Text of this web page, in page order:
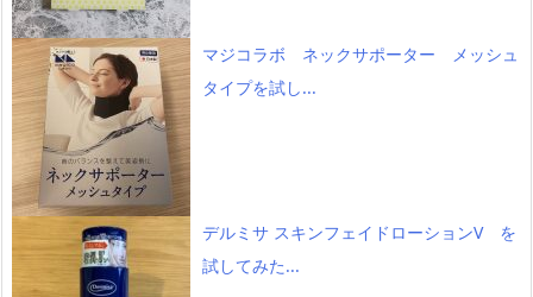
マジコラボ ネックサポーター メッシュ
タイプを試し...
デルミサ スキンフェイドローションV を
試してみた...